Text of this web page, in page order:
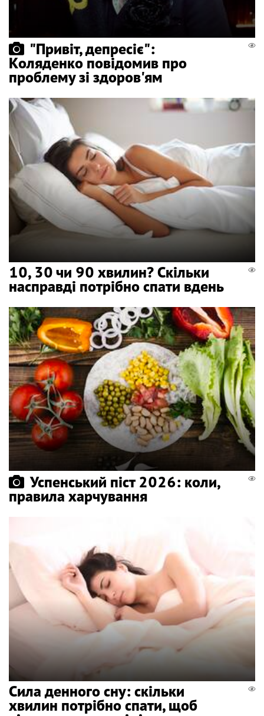
"Привіт, депресіє":
Коляденко повідомив про
проблему зі здоров'ям
10, 30 чи 90 хвилин? Скільки
насправді потрібно спати вдень
Успенський піст 2026: коли,
правила харчування
Сила денного сну: скільки
хвилин потрібно спати, щоб